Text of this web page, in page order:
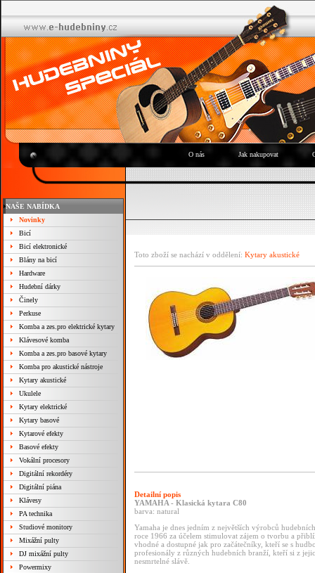
O nás Jak nakupovat
NAŠE NABÍDKA
Novinky
Bicí
Bicí elektronické
Blány na bicí
Hardware
Hudební dárky
Činely
Perkuse
Komba a zes.pro elektrické kytary
Klávesové komba
Komba a zes.pro basové kytary
Komba pro akustické nástroje
Kytary akustické
Ukulele
Kytary elektrické
Kytary basové
Kytarové efekty
Basové efekty
Vokální procesory
Digitální rekordéry
Digitální piána
Klávesy
PA technika
Studiové monitory
Mixážní pulty
DJ mixážní pulty
Powermixy
Toto zboží se nachází v oddělení: Kytary akustické
Detailní popis
YAMAHA - Klasická kytara C80
barva: natural
Yamaha je dnes jedním z největších výrobců
roce 1966 za účelem stimulovat zájem o tvorbu a
vhodné a dostupné jak pro začátečníky, kteří se s
profesionály z různých hudebních branží, kteří si z
nesmrtelné slávě.